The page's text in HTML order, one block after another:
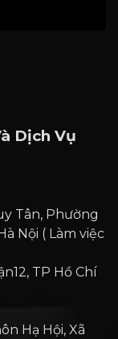
Dịch Vụ
Tân, Phường
Nội ( Làm việc
TP Hồ Chí
Hạ Hội, Xã